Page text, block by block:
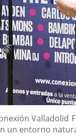
Valladolid
un entorno